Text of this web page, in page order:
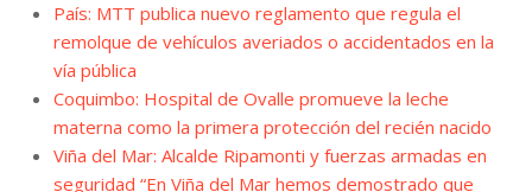
País: MTT publica nuevo reglamento que regula el
remolque de vehículos averiados o accidentados en la
vía pública
Coquimbo: Hospital de Ovalle promueve la leche
materna como la primera protección del recién nacido
Viña del Mar: Alcalde Ripamonti y fuerzas armadas en
seguridad “En Viña del Mar hemos demostrado que